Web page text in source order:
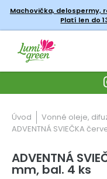
Machovička, delospermy,
Platí len do
Úvod Vonné oleje,
ADVENTNÁ SVIEČKA
ADVENTNÁ
mm, bal. 4 ks